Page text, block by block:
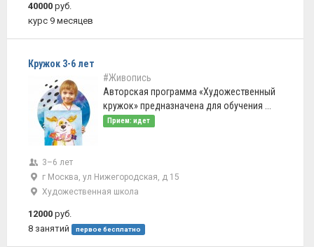
40000 руб.
курс 9 месяцев
Кружок 3-6 лет
#Живопись
Авторская программа «Художественный
кружок» предназначена для обучения ...
Прием: идет
3–6 лет
г Москва, ул Нижегородская, д 15
Художественная школа
12000 руб.
8 занятий
первое бесплатно